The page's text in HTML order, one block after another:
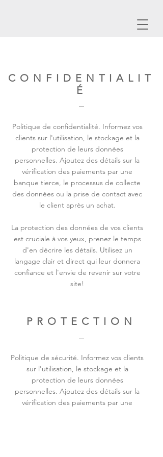
CONFIDENTIALIT
É
Politique de confidentialité. Informez vos
clients sur l'utilisation, le stockage et la
protection de leurs données
personnelles. Ajoutez des détails sur la
vérification des paiements par une
banque tierce, le processus de collecte
des données ou la prise de contact avec
le client après un achat.
La protection des données de vos clients
est cruciale à vos yeux, prenez le temps
d'en décrire les détails. Utilisez un
langage clair et direct qui leur donnera
confiance et l'envie de revenir sur votre
site!
PROTECTION
Politique de sécurité. Informez vos clients
sur l'utilisation, le stockage et la
protection de leurs données
personnelles. Ajoutez des détails sur la
vérification des paiements par une